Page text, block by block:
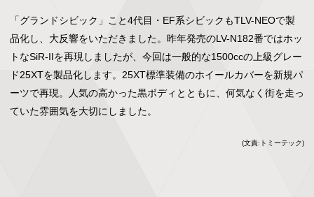
「グランドシビック」こと4代目・EF系シビックもTLV-NEOで製
品化し、大反響をいただきました。昨年発売のLV-N182番ではホッ
トなSiR-IIを再現しましたが、今回は一般的な1500ccの上級グレー
ド25XTを製品化します。25XT標準装備のホイールカバーを新規パ
ーツで再現。人気の高かった黒ボディとともに、何気なく街を走っ
ていた雰囲気を大切にしました。
(文責:トミーテック)